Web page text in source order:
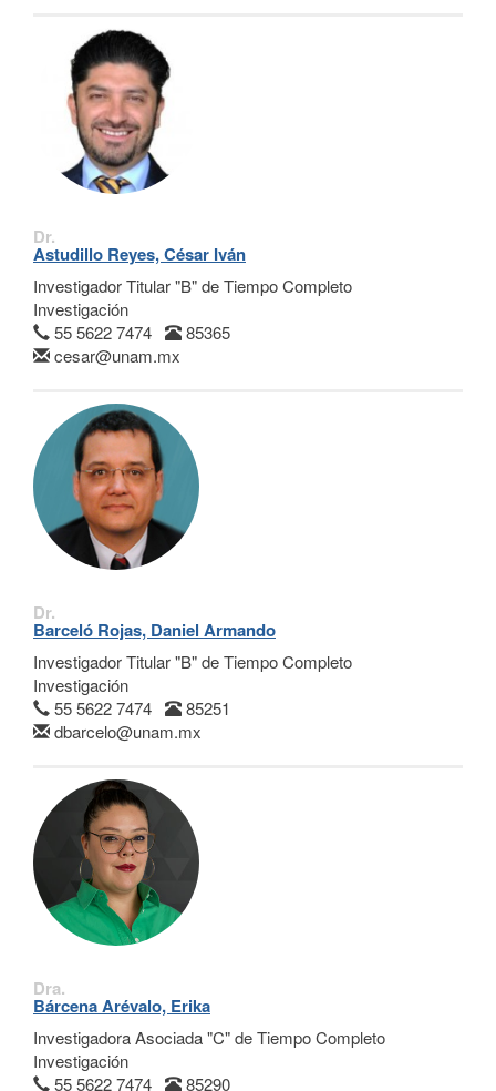
Dr.
Astudillo Reyes, César Iván
Investigador Titular "B" de Tiempo Completo
Investigación
55 5622 7474
85365
cesar@unam.mx
Dr.
Barceló Rojas, Daniel Armando
Investigador Titular "B" de Tiempo Completo
Investigación
55 5622 7474
85251
dbarcelo@unam.mx
Dra.
Bárcena Arévalo, Erika
Investigadora Asociada "C" de Tiempo Completo
Investigación
55 5622 7474
85290